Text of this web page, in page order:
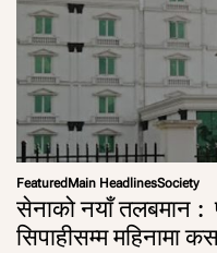
FeaturedMain HeadlinesSociety
सेनाको नयाँ तलबमान :
सिपाहीसम्म महिनामा